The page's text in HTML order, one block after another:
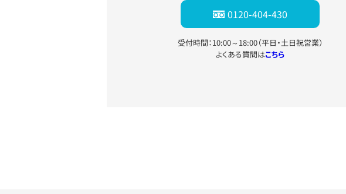
0120-404-430
受付時間：10:00～18:00（平日・土日祝営業）
よくある質問はこちら